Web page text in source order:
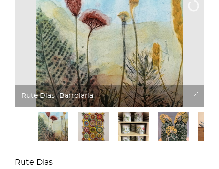
Rute Dias- Barrolaria
Rute Dias